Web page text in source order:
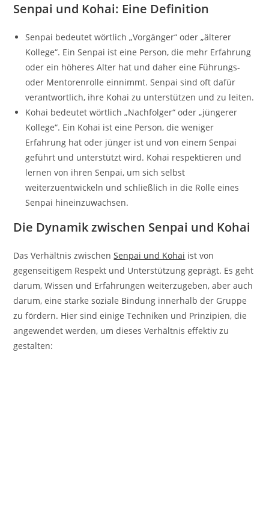
Senpai und Kohai: Eine Definition
Senpai bedeutet wörtlich „Vorgänger“ oder „älterer
Kollege“. Ein Senpai ist eine Person, die mehr Erfahrung
oder ein höheres Alter hat und daher eine Führungs-
oder Mentorenrolle einnimmt. Senpai sind oft dafür
verantwortlich, ihre Kohai zu unterstützen und zu leiten.
Kohai bedeutet wörtlich „Nachfolger“ oder „jüngerer
Kollege“. Ein Kohai ist eine Person, die weniger
Erfahrung hat oder jünger ist und von einem Senpai
geführt und unterstützt wird. Kohai respektieren und
lernen von ihren Senpai, um sich selbst
weiterzuentwickeln und schließlich in die Rolle eines
Senpai hineinzuwachsen.
Die Dynamik zwischen Senpai und Kohai
Das Verhältnis zwischenSenpai und Kohai ist von
gegenseitigem Respekt und Unterstützung geprägt. Es geht
darum, Wissen und Erfahrungen weiterzugeben, aber auch
darum, eine starke soziale Bindung innerhalb der Gruppe
zu fördern. Hier sind einige Techniken und Prinzipien, die
angewendet werden, um dieses Verhältnis effektiv zu
gestalten: